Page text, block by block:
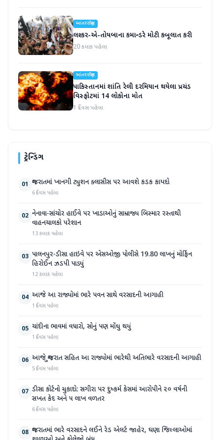
આંતરરાષ્ટ્રીય
લશ્કર-એ-તોયબાના કમાન્ડરે મોટી કબૂલાત કરી
20 કલાક પહેલા
આંતરરાષ્ટ્રીય
પાકિસ્તાનમાં શાંતિ રેલી દરમિયાન થયેલા પ્રચંડ
વિસ્ફોટમાં 14 લોકોના મોત
1 દિવસ પહેલા
ટ્રેન્ડિંગ
01 ગુજરાતમાં ખાનગી ટ્યુશન ક્લાસીસ પર આવશે કડક કાયદો
6 દિવસ પહેલા
02 નેનાવા-સાંચોર હાઈવે પર ખાડાઓનું સામ્રાજ્ય બિસ્માર રસ્તાથી
વાહનચાલકો પરેશાન
13 કલાક પહેલા
03 પાલનપુર-ડીસા હાઇવે પર એસઓજી પોલીસે 19.80 લાખનું મોર્ફિન
હિરોઈન ઝડપી પાડ્યું
12 કલાક પહેલા
04 આજે આ રાજ્યોમાં ભારે પવન સાથે વરસાદની આગાહી
1 દિવસ પહેલા
05 ચાંદીના ભાવમાં વધારો, સોનું પણ મોંઘુ થયું
1 દિવસ પહેલા
06 આજે ગુજરાત સહિત આ રાજ્યોમાં ભારેથી અતિભારે વરસાદની આગાહી
5 દિવસ પહેલા
07 ડીસા કોર્ટનો ચુકાદો: સગીરા પર દુષ્કર્મ કેસમાં આરોપીને ૨૦ વર્ષની
સખત કેદ અને ૫ લાખ વળતર
6 દિવસ પહેલા
08 ગુજરાતમાં ભારે વરસાદને લઈને રેડ એલર્ટ જાહેર, ઘણા જિલ્લાઓમાં